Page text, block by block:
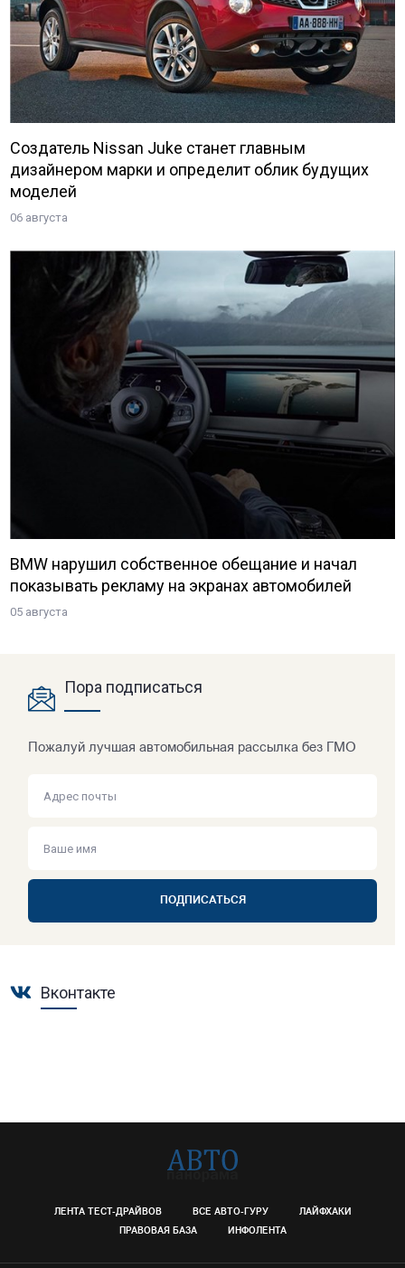
Создатель Nissan Juke станет главным
дизайнером марки и определит облик будущих
моделей
06 августа
BMW нарушил собственное обещание и начал
показывать рекламу на экранах автомобилей
05 августа
Пора подписаться
Пожалуй лучшая автомобильная рассылка без ГМО
ПОДПИСАТЬСЯ
Вконтакте
ЛЕНТА ТЕСТ-ДРАЙВОВ ВСЕ АВТО-ГУРУ
ЛАЙФХАКИ
ПРАВОВАЯ БАЗА
ИНФОЛЕНТА